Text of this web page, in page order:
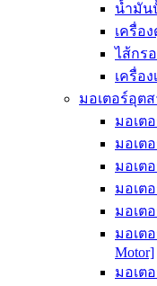
น้ำมัน
เครื่อ
ไส้กร
เครื่อ
มอเตอร์อุตส
มอเต
มอเต
มอเต
มอเต
มอเต
มอเต
Motor]
มอเต